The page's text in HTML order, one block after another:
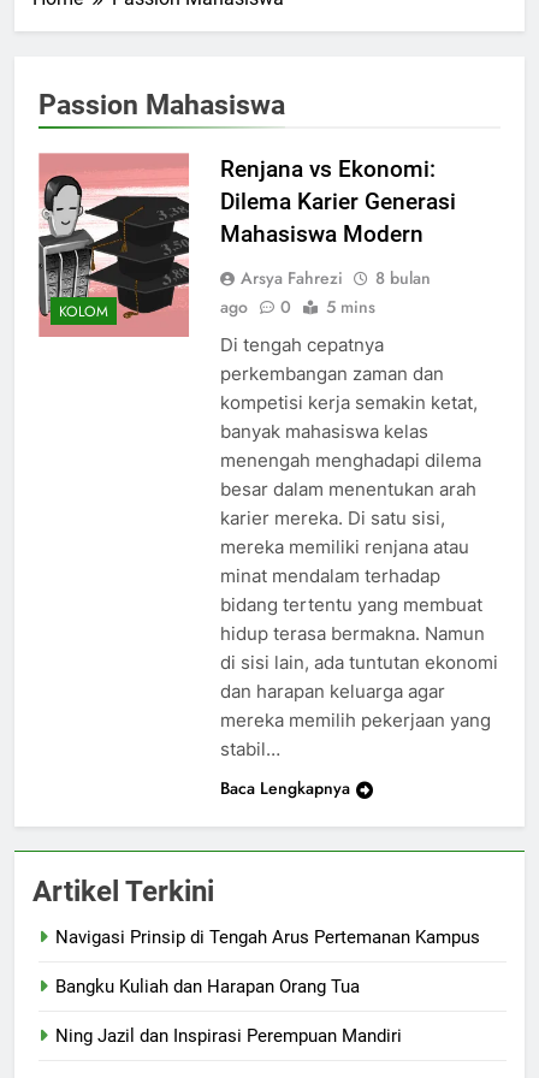
Passion Mahasiswa
KOLOM
Renjana vs Ekonomi:
Dilema Karier Generasi
Mahasiswa Modern
Arsya Fahrezi
8 bulan
ago
0 5 mins
Di tengah cepatnya
perkembangan zaman dan
kompetisi kerja semakin ketat,
banyak mahasiswa kelas
menengah menghadapi dilema
besar dalam menentukan arah
karier mereka. Di satu sisi,
mereka memiliki renjana atau
minat mendalam terhadap
bidang tertentu yang membuat
hidup terasa bermakna. Namun
di sisi lain, ada tuntutan ekonomi
dan harapan keluarga agar
mereka memilih pekerjaan yang
stabil…
Baca Lengkapnya
Artikel Terkini
Navigasi Prinsip di Tengah Arus Pertemanan Kampus
Bangku Kuliah dan Harapan Orang Tua
Ning Jazil dan Inspirasi Perempuan Mandiri